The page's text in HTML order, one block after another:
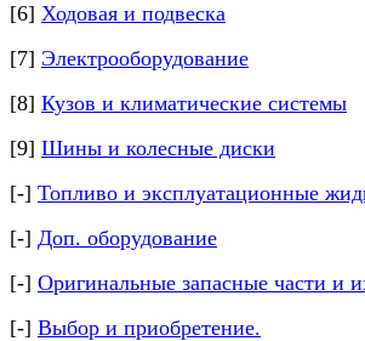
[6] Ходовая и подвеска
[7] Электрооборудование
[8] Кузов и климатические системы
[9] Шины и колесные диски
[-] Топливо и эксплуатационные
[-] Доп. оборудование
[-] Оригинальные запасные части и
[-] Выбор и приобретение.